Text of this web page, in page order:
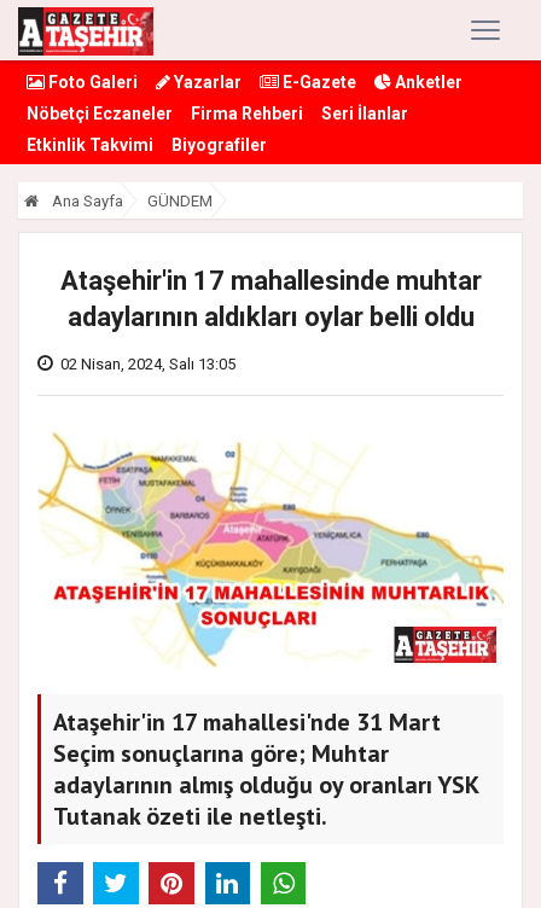
Foto Galeri Yazarlar E-Gazete
Anketler
Nöbetçi Eczaneler
Firma Rehberi
Seri İlanlar
Etkinlik Takvimi
Biyografiler
Ana Sayfa GÜNDEM
Ataşehir'in 17 mahallesinde muhtar
adaylarının aldıkları oylar belli oldu
02 Nisan, 2024, Salı 13:05
Ataşehir'in 17 mahallesi'nde 31 Mart
Seçim sonuçlarına göre; Muhtar
adaylarının almış olduğu oy oranları YSK
Tutanak özeti ile netleşti.